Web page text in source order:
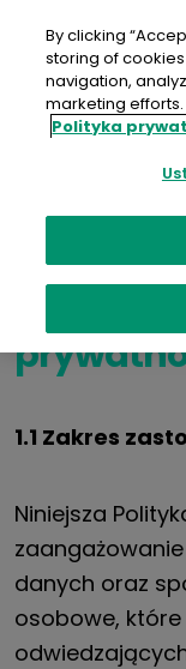
treści
1.
1.1 Zakres
Niniejsza
danych oraz
osobowe,
By clicking
storing of
navigation,
marketing efforts.
Polityka